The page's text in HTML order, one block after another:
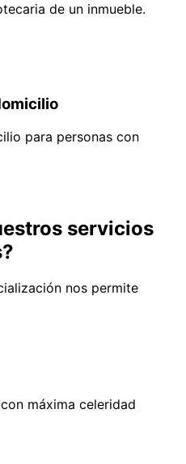
de un inmueble.
para personas con
servicios
?
nos permite
máxima celeridad